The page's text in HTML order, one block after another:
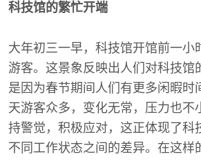
科技馆的繁忙开端
大年初三一早，科技馆开馆前一小
游客。这景象反映出人们对科技馆
是因为春节期间人们有更多闲暇时
天游客众多，变化无常，压力也不
持警觉，积极应对，这正体现了科
不同工作状态之间的差异。在这样